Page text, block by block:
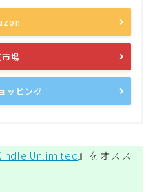
場
ッピング
Unlimited』をオスス